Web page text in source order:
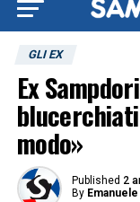
GLI EX
Ex
modo»
Published 2
By